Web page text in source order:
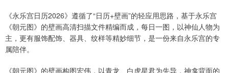
《永乐宫日历2026》遵循了“日历+壁画”的轻应用思路，基于永乐宫
《朝元图》的壁画高清扫描文件精编而成，每日一图，以神仙人物为
主，更有服饰配饰、器具、纹样等精妙细节，是一份来自永乐宫的专
属陪伴。
《朝元图》的壁画构图宏伟，以青龙、白虎星君为先导，神龛背面的